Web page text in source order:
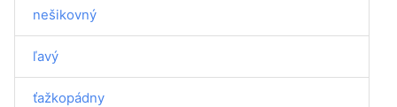
nešikovný
ľavý
ťažkopádny